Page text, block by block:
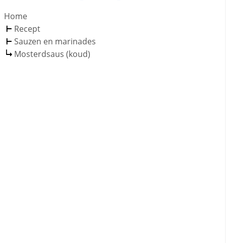
Home
Recept
Sauzen en marinades
Mosterdsaus (koud)